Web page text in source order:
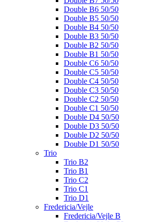
Double B6 50/50
Double B5 50/50
Double B4 50/50
Double B3 50/50
Double B2 50/50
Double B1 50/50
Double C6 50/50
Double C5 50/50
Double C4 50/50
Double C3 50/50
Double C2 50/50
Double C1 50/50
Double D4 50/50
Double D3 50/50
Double D2 50/50
Double D1 50/50
Trio
Trio B2
Trio B1
Trio C2
Trio C1
Trio D1
Fredericia/Vejle
Fredericia/Vejle B